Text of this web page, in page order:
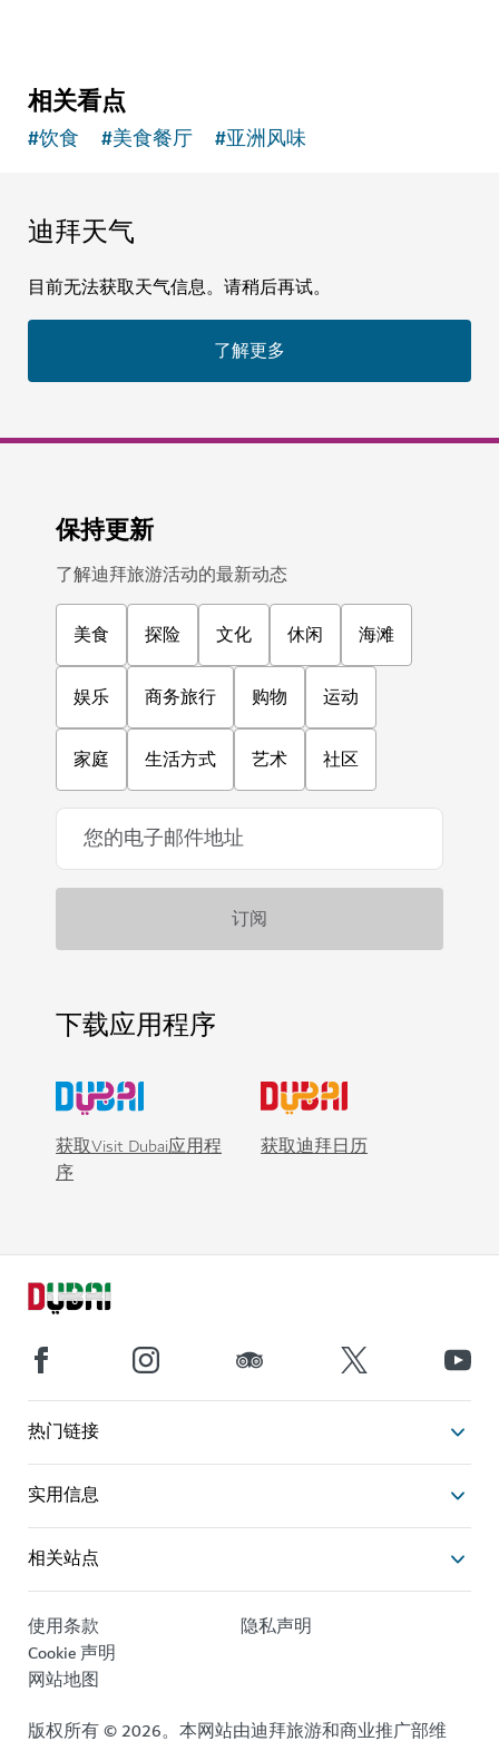
相关看点
#饮食 #美食餐厅 #亚洲风味
迪拜天气
目前无法获取天气信息。请稍后再试。
了解更多
保持更新
了解迪拜旅游活动的最新动态
美食 探险 文化 休闲 海滩
娱乐 商务旅行 购物 运动
家庭 生活方式 艺术 社区
下载应用程序
获取Visit Dubai应用程
序
获取迪拜日历
热门链接
实用信息
相关站点
使用条款
隐私声明
Cookie 声明
网站地图
版权所有 © 2026。本网站由迪拜旅游和商业推广部维